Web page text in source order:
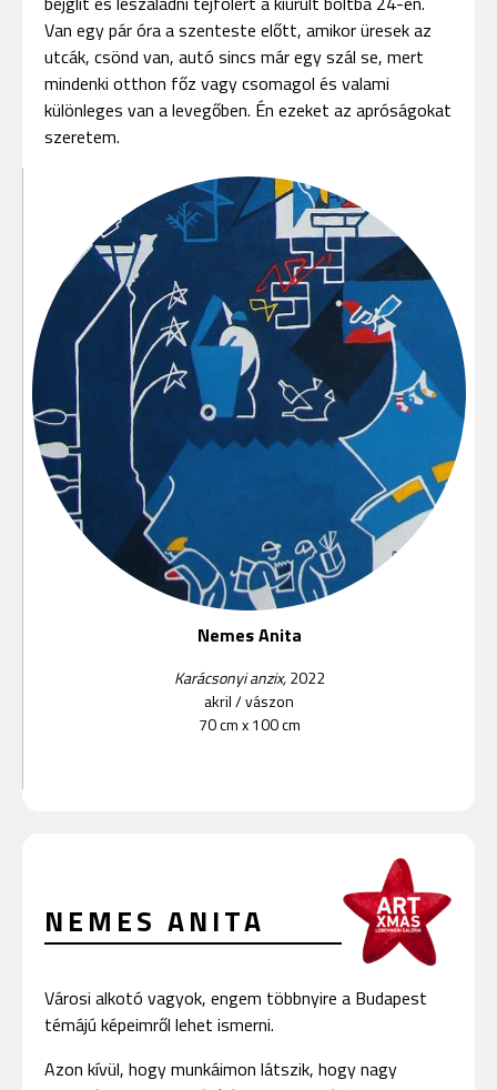
Van egy pár óra a szenteste előtt, amikor üresek az
utcák, csönd van, autó sincs már egy szál se, mert
mindenki otthon főz vagy csomagol és valami
különleges van a levegőben. Én ezeket az apróságokat
szeretem.
Nemes Anita
Karácsonyi anzix,2022
akril/vászon
70 cm x 100 cm
NEMES ANITA
Városi alkotó vagyok, engem többnyire a Budapest
témájú képeimről lehet ismerni.
Azon kívül, hogy munkáimon látszik, hogy nagy